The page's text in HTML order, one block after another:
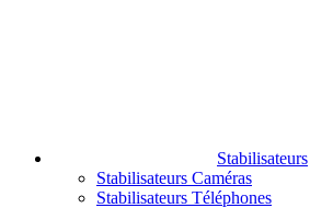
Stabilisateurs
Stabilisateurs Caméras
Stabilisateurs Téléphones